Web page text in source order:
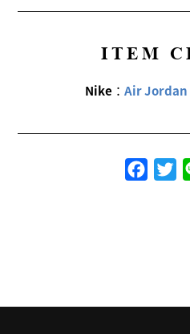
ITEM
Nike ：Air Jordan